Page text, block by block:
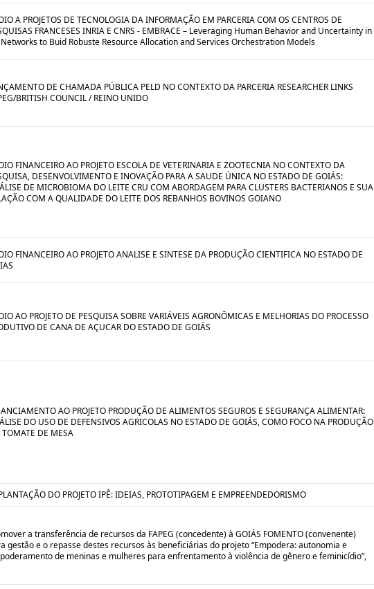
A PROJETOS DE TECNOLOGIA DA INFORMAÇÃO EM PARCERIA COM OS CENTROS DE
FRANCESES INRIA E CNRS - EMBRACE – Leveraging Human Behavior and Uncertainty in
to Buid Robuste Resource Allocation and Services Orchestration Models
DE CHAMADA PÚBLICA PELD NO CONTEXTO DA PARCERIA RESEARCHER LINKS
BRITISH COUNCIL / REINO UNIDO
FINANCEIRO AO PROJETO ESCOLA DE VETERINARIA E ZOOTECNIA NO CONTEXTO DA
DESENVOLVIMENTO E INOVAÇÃO PARA A SAUDE ÚNICA NO ESTADO DE GOIÁS:
DE MICROBIOMA DO LEITE CRU COM ABORDAGEM PARA CLUSTERS BACTERIANOS E SUA
COM A QUALIDADE DO LEITE DOS REBANHOS BOVINOS GOIANO
FINANCEIRO AO PROJETO ANALISE E SINTESE DA PRODUÇÃO CIENTIFICA NO ESTADO DE
AO PROJETO DE PESQUISA SOBRE VARIÁVEIS AGRONÔMICAS E MELHORIAS DO PROCESSO
DE CANA DE AÇUCAR DO ESTADO DE GOIÁS
AO PROJETO PRODUÇÃO DE ALIMENTOS SEGUROS E SEGURANÇA ALIMENTAR:
DO USO DE DEFENSIVOS AGRICOLAS NO ESTADO DE GOIÁS, COMO FOCO NA PRODUÇÃO
TOMATE DE MESA
DO PROJETO IPÊ: IDEIAS, PROTOTIPAGEM E EMPREENDEDORISMO
a transferência de recursos da FAPEG (concedente) à GOIÁS FOMENTO (convenente)
gestão e o repasse destes recursos às beneficiárias do projeto “Empodera: autonomia e
de meninas e mulheres para enfrentamento à violência de gênero e feminicídio”,